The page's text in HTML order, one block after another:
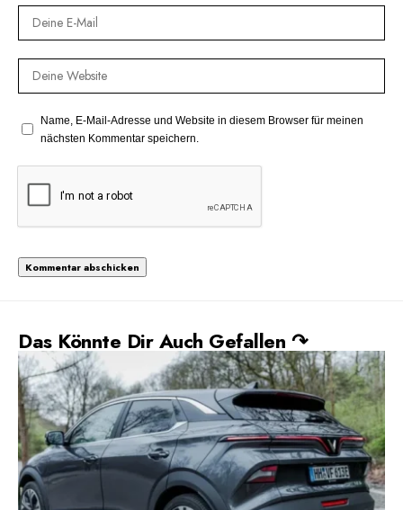
Name, E-Mail-Adresse und Website in diesem Browser für meinen
nächsten Kommentar speichern.
Das Könnte Dir Auch Gefallen ↷